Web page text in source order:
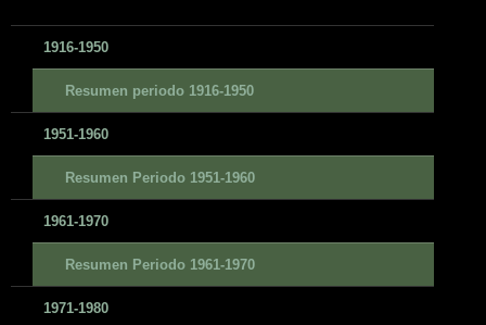
1916-1950
Resumen periodo 1916-1950
1951-1960
Resumen Periodo 1951-1960
1961-1970
Resumen Periodo 1961-1970
1971-1980